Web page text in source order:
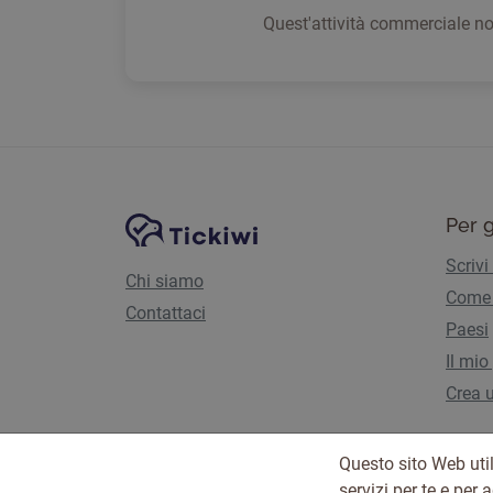
Quest'attività commerciale
Navigazione del sitoPiattaforma Tickiwi
Chi siamo
Contattaci
Per
Scrivi
Paesi
Il mio
Crea
Questo sito Web